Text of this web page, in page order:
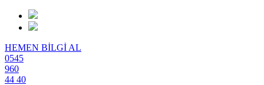
HEMEN BİLGİ AL
0545
960
44 40